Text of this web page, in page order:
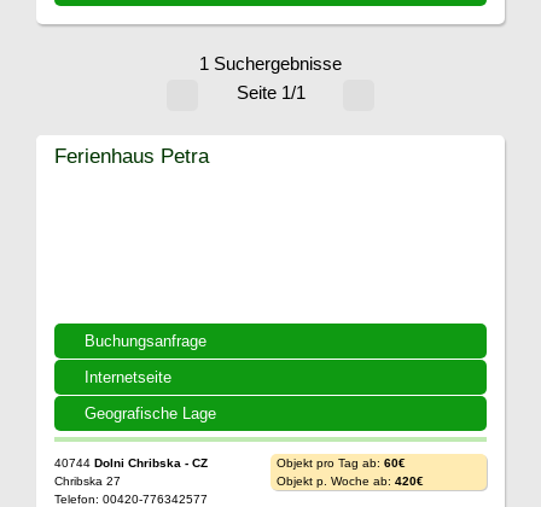
1 Suchergebnisse
Seite 1/1
Buchungsanfrage
Internetseite
Geografische Lage
Ferienhaus Petra
40744 Dolni Chribska - CZ
Chribska 27
Telefon: 00420-776342577
Objekt pro Tag ab: 60€
Objekt p. Woche ab: 420€